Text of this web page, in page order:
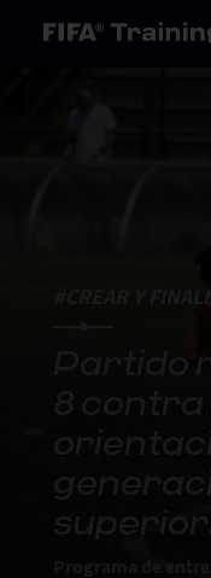
#CREAR Y
Partido
8 contra